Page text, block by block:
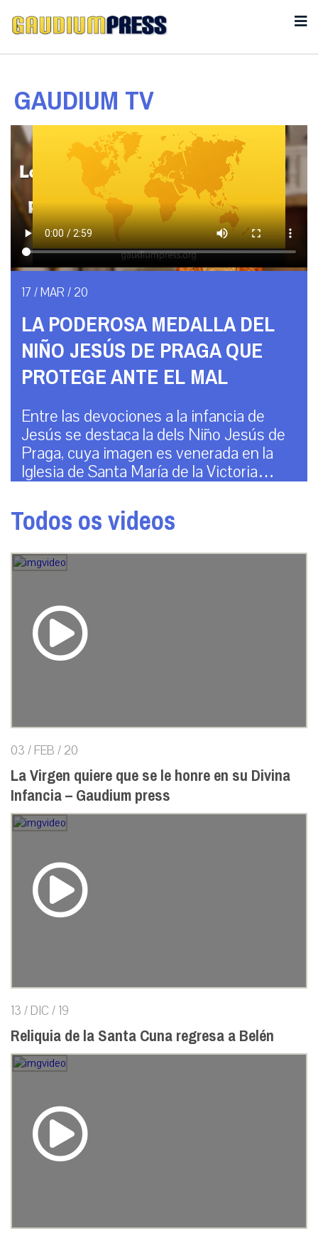
GAUDIUM TV
17 / MAR / 20
LA PODEROSA MEDALLA DEL
NIÑO JESÚS DE PRAGA QUE
PROTEGE ANTE EL MAL
Entre las devociones a la infancia de
Jesús se destaca la dels Niño Jesús de
Praga, cuya imagen es venerada en la
Iglesia de Santa María de la Victoria…
Todos os videos
03 / FEB / 20
La Virgen quiere que se le honre en su Divina
Infancia – Gaudium press
13 / DIC / 19
Reliquia de la Santa Cuna regresa a Belén